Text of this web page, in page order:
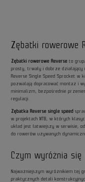
Zębatki rowerowe
Zębatki rowerowe Reverse to
prosty, trwały i dobrze
Reverse Single Speed Sprocket
pozwalają dopracować montaż i
minimalizm, bezpośrednie
regulacji.
Zębatka Reverse single speed
w projektach MTB, w których
układ jest łatwiejszy w serwisie,
do rowerów używanych
Czym wyróżnia się
Najważniejszym wyróżnikiem tej
praktycznych detali